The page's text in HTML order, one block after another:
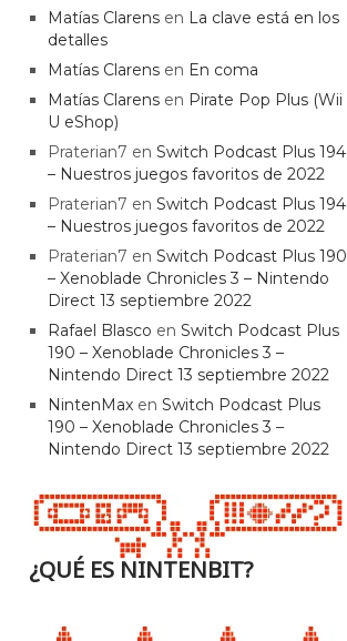
Matías Clarens en La clave está en los
detalles
Matías Clarens en En coma
Matías Clarens en Pirate Pop Plus (Wii
U eShop)
Praterian7 enSwitch Podcast Plus 194
– Nuestros juegos favoritos de 2022
Praterian7 enSwitch Podcast Plus 194
– Nuestros juegos favoritos de 2022
Praterian7 enSwitch Podcast Plus 190
– Xenoblade Chronicles 3 – Nintendo
Direct 13 septiembre 2022
Rafael Blasco enSwitch Podcast Plus
190 – Xenoblade Chronicles 3 –
Nintendo Direct 13 septiembre 2022
NintenMax enSwitch Podcast Plus
190 – Xenoblade Chronicles 3 –
Nintendo Direct 13 septiembre 2022
¿QUÉ ES NINTENBIT?